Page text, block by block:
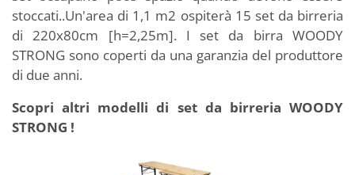
stoccati..Un'area di 1,1 m2 ospiterà 15 set da birreria
di 220x80cm [h=2,25m]. I set da birra WOODY
STRONG sono coperti da una garanzia del produttore
di due anni.
Scopri altri modelli di set da birreria WOODY
STRONG !